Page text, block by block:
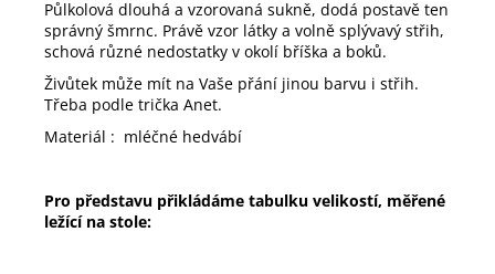
Půlkolová dlouhá a vzorovaná sukně, dodá postavě ten
správný šmrnc. Právě vzor látky a volně splývavý střih,
schová různé nedostatky v okolí bříška a boků.
Živůtek může mít na Vaše přání jinou barvu i střih.
Třeba podle trička Anet.
Materiál : mléčné hedvábí
Pro představu přikládáme tabulku velikostí, měřené
ležící na stole: